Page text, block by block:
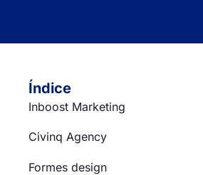
Índice
Inboost Marketing
Civinq Agency
Formes design